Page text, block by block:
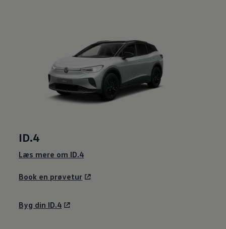
ID.4
Læs mere om ID.4
Book en prøvetur
Byg din ID.4